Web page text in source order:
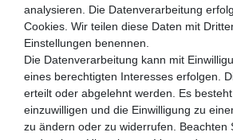
Versandpartner
analysieren. Die Datenverarbeitung
Cookies. Wir teilen diese Daten mit
Einstellungen benennen.
Die Datenverarbeitung kann mit
eines berechtigten Interesses erfolgen.
erteilt oder abgelehnt werden. Es
einzuwilligen und die Einwilligung zu
zu ändern oder zu widerrufen. Beachten